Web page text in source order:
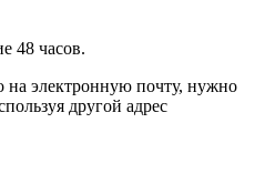
48 часов.
электронную почту, нужно
другой адрес